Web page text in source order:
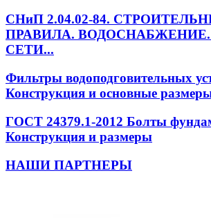
СНиП 2.04.02-84.
ПРАВИЛА.
СЕТИ...
Фильтры водоподговительных
Конструкция и основные
ГОСТ 24379.1-2012 Болты
Конструкция и размеры
НАШИ ПАРТНЕРЫ